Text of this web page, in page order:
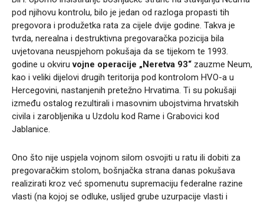
pod njihovu kontrolu, bilo je jedan od razloga propasti tih
pregovora i produžetka rata za cijele dvije godine. Takva je
tvrda, nerealna i destruktivna pregovaračka pozicija bila
uvjetovana neuspjehom pokušaja da se tijekom te 1993.
godine u okviruvojne operacije „Neretva 93“ zauzme Neum,
kao i veliki dijelovi drugih teritorija pod kontrolom HVO-a u
Hercegovini, nastanjenih pretežno Hrvatima. Ti su pokušaji
između ostalog rezultirali i masovnim ubojstvima hrvatskih
civila i zarobljenika u Uzdolu kod Rame i Grabovici kod
Jablanice.
Ono što nije uspjela vojnom silom osvojiti u ratu ili dobiti za
pregovaračkim stolom, bošnjačka strana danas pokušava
realizirati kroz već spomenutu supremaciju federalne razine
vlasti (na kojoj se odluke, uslijed grube uzurpacije vlasti i